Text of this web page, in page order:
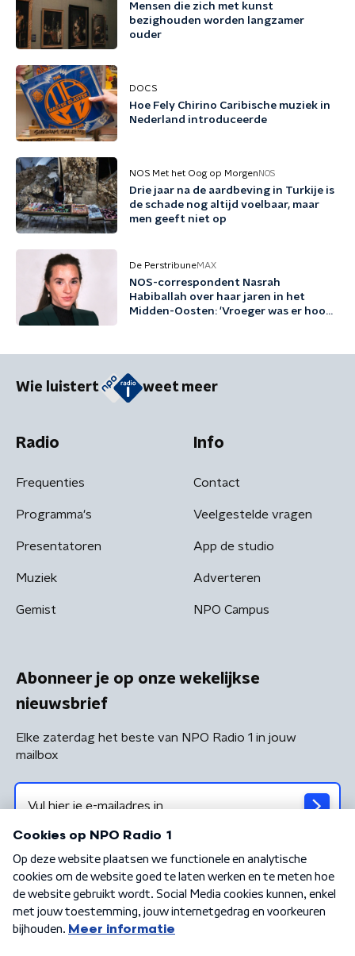
Mensen die zich met kunst
bezighouden worden langzamer
ouder
DOCS
Hoe Fely Chirino Caribische muziek in
Nederland introduceerde
NOS Met het Oog op Morgen NOS
Drie jaar na de aardbeving in Turkije is
de schade nog altijd voelbaar, maar
men geeft niet op
De PerstribuneMAX
NOS-correspondent Nasrah
Habiballah over haar jaren in het
Midden-Oosten: 'Vroeger was er hoop,
Wie luistert weet meer
Radio
Frequenties
Programma's
Presentatoren
Muziek
Gemist
Info
Contact
Veelgestelde vragen
App de studio
Adverteren
NPO Campus
Abonneer je op onze wekelijkse
nieuwsbrief
Elke zaterdag het beste van NPO Radio 1 in jouw
mailbox
Algemene voorwaarden